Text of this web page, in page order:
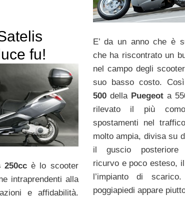
E’ da un anno che è
che ha riscontrato un
nel campo degli
suo basso costo.
500della Puegeota
rilevato il più
spostamenti nel
molto ampia, divisa su
il guscio posteriore
ricurvo e poco esteso,
l’impianto di
poggiapiedi appare
fu!
250ccè lo scooter
intraprendenti alla
e affidabilità.